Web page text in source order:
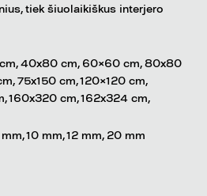
tiek šiuolaikiškus interjero
40x80 cm, 60×60 cm, 80x80
75x150 cm, 120×120 cm,
160x320 cm, 162x324 cm,
10 mm, 12 mm, 20 mm